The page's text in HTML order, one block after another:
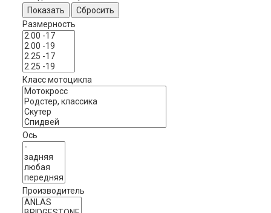
Показать
Сбросить
Размерность
Класс мотоцикла
Ось
Производитель